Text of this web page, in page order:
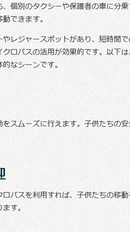
個別のタクシーや保護者の車に分
できます。
レジャースポットがあり、短時間
ロバスの活用が効果的です。以下
なシーンです。
スムーズに行えます。子供たちの
バスを利用すれば、子供たちの移
す。